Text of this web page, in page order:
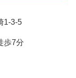
1-3-5
歩7分